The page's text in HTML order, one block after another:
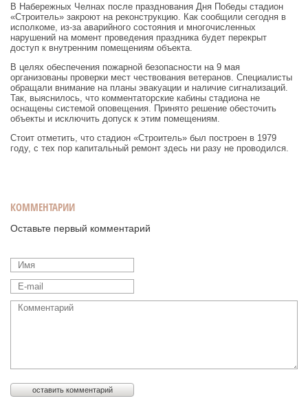
В Набережных Челнах после празднования Дня Победы стадион
«Строитель» закроют на реконструкцию. Как сообщили сегодня в
исполкоме, из-за аварийного состояния и многочисленных
нарушений на момент проведения праздника будет перекрыт
доступ к внутренним помещениям объекта.
В целях обеспечения пожарной безопасности на 9 мая
организованы проверки мест чествования ветеранов. Специалисты
обращали внимание на планы эвакуации и наличие сигнализаций.
Так, выяснилось, что комментаторские кабины стадиона не
оснащены системой оповещения. Принято решение обесточить
объекты и исключить допуск к этим помещениям.
Стоит отметить, что стадион «Строитель» был построен в 1979
году, с тех пор капитальный ремонт здесь ни разу не проводился.
КОММЕНТАРИИ
Оставьте первый комментарий